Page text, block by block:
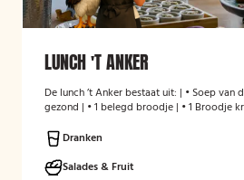
LUNCH 'T ANKER
De lunch ’t Anker bestaat uit: | • Soep van
gezond | • 1 belegd broodje | • 1 Broodje
Dranken
Salades & Fruit